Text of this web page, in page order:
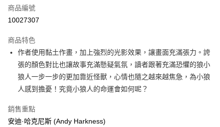
運送方式
付款後全家取貨
每筆NT$60，滿NT$499(含以上)免運費
付款後7-11取貨
每筆NT$60，滿NT$499(含以上)免運費
每筆NT$100，滿NT$499(含以上)免運費
商品編號
10027307
商品特色
作者使用黏土作畫，加上強烈的光影效果，讓畫面充滿張力。誇
張的顏色對比也讓故事充滿懸疑氣氛，讀者跟著充滿恐懼的狼小
狼人一步一步的更加靠近怪獸，心情也隨之越來越焦急，為小狼
人感到擔憂！究竟小狼人的命運會如何呢？
銷售重點
安迪·哈克尼斯 (Andy Harkness)